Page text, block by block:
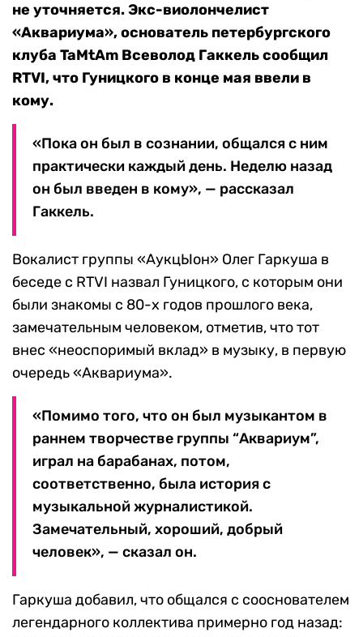
не уточняется. Экс-виолончелист
«Аквариума», основатель петербургского
клуба TaMtAm Всеволод Гаккель сообщил
RTVI, что Гуницкого в конце мая ввели в
кому.
«Пока он был в сознании, общался с ним
практически каждый день. Неделю назад
он был введен в кому», — рассказал
Гаккель.
Вокалист группы «АукцЫон» Олег Гаркуша в
беседе с RTVI назвал Гуницкого, с которым они
были знакомы с 80-х годов прошлого века,
замечательным человеком, отметив, что тот
внес «неоспоримый вклад» в музыку, в первую
очередь «Аквариума».
«Помимо того, что он был музыкантом в
раннем творчестве группы “Аквариум”,
играл на барабанах, потом,
соответственно, была история с
музыкальной журналистикой.
Замечательный, хороший, добрый
человек», — сказал он.
Гаркуша добавил, что общался с сооснователем
легендарного коллектива примерно год назад: